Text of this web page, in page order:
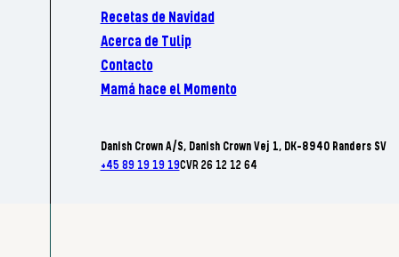
Recetas de Navidad
Acerca de Tulip
Contacto
Mamá hace el Momento
Danish Crown A/S, Danish Crown Vej 1, DK-8940 Randers SV
+45 89 19 19 19CVR 26 12 12 64